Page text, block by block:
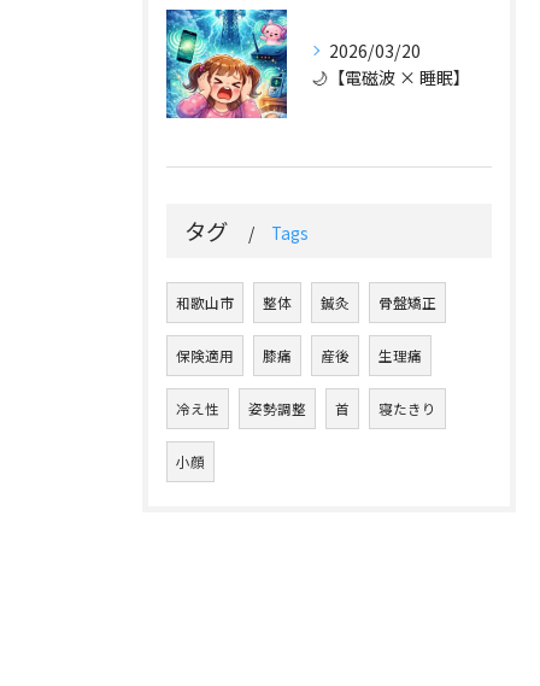
2026/03/20
🌙【電磁波 × 睡眠】
タグ Tags
和歌山市 整体 鍼灸 骨盤矯正
保険適用 膝痛 産後 生理痛
冷え性 姿勢調整 首 寝たきり
小顔